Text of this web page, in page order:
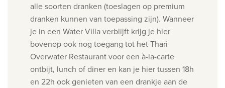
alle soorten dranken (toeslagen op premium
dranken kunnen van toepassing zijn). Wanneer
je in een Water Villa verblijft krijg je hier
bovenop ook nog toegang tot het Thari
Overwater Restaurant voor een à-la-carte
ontbijt, lunch of diner en kan je hier tussen 18h
en 22h ook genieten van een drankje aan de